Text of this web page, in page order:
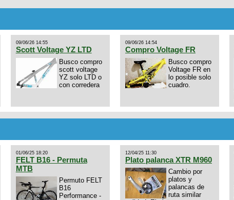
09/06/26 14:55
Scott Voltage YZ LTD
Busco compro
scott voltage
YZ solo LTD o
con corredera
09/06/26 14:54
Compro Voltage FR
Busco compro
Voltage FR en
lo posible solo
cuadro.
01/06/25 18:20
FELT B16 - Permuta
MTB
Permuto FELT
B16
Performance -
12/04/25 11:30
Plato palanca XTR M960
Cambio por
platos y
palancas de
ruta similar